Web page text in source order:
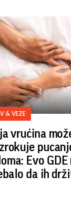
& VEZE
vrućina
Evo
da ih